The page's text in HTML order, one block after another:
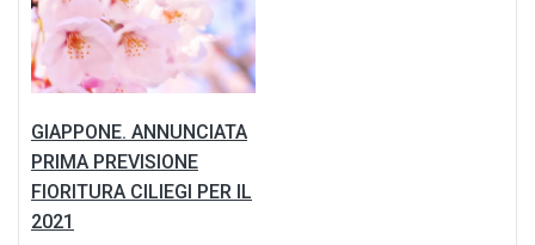
GIAPPONE. ANNUNCIATA
PRIMA PREVISIONE
FIORITURA CILIEGI PER IL
2021